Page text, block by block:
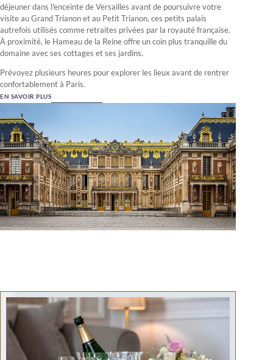
déjeuner dans l'enceinte de Versailles avant de poursuivre votre
visite au Grand Trianon et au Petit Trianon, ces petits palais
autrefois utilisés comme retraites privées par la royauté française.
À proximité, le Hameau de la Reine offre un coin plus tranquille du
domaine avec ses cottages et ses jardins.
Prévoyez plusieurs heures pour explorer les lieux avant de rentrer
confortablement à Paris.
EN SAVOIR PLUS